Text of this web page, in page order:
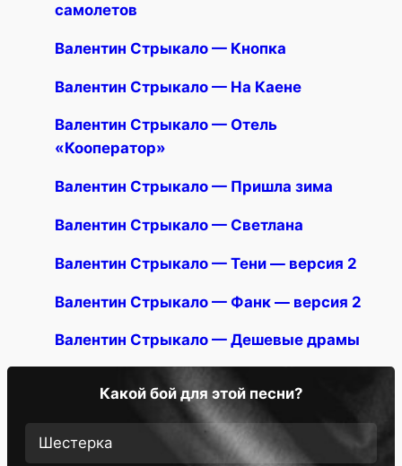
самолетов
Валентин Стрыкало — Кнопка
Валентин Стрыкало — На Каене
Валентин Стрыкало — Отель
«Кооператор»
Валентин Стрыкало — Пришла зима
Валентин Стрыкало — Светлана
Валентин Стрыкало — Тени — версия 2
Валентин Стрыкало — Фанк — версия 2
Валентин Стрыкало — Дешевые драмы
Какой бой для этой песни?
Шестерка